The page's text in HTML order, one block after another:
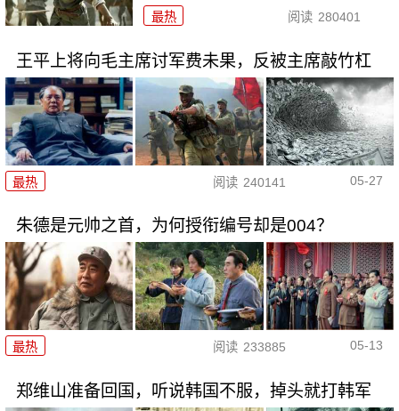
最热 阅读 280401
王平上将向毛主席讨军费未果，反被主席敲竹杠
最热 阅读 240141 05-27
朱德是元帅之首，为何授衔编号却是004？
最热 阅读 233885 05-13
郑维山准备回国，听说韩国不服，掉头就打韩军